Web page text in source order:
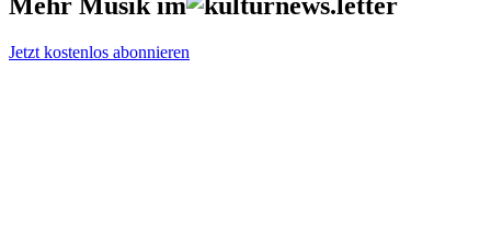
Jetzt kostenlos abonnieren